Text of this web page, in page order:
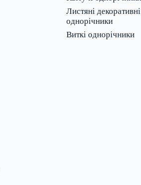
Листяні декоративні
однорічники
Виткі однорічники